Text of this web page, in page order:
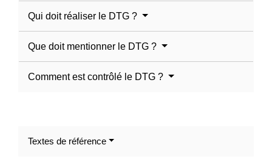
Qui doit réaliser le DTG ?
Que doit mentionner le DTG ?
Comment est contrôlé le DTG ?
Textes de référence